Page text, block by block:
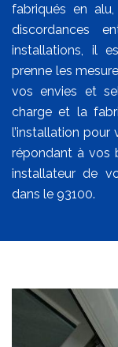
fabriqués en
discordances
installations, il
prenne les
vos envies et
charge et la
l’installation
répondant à vos
installateur de
dans le 93100.